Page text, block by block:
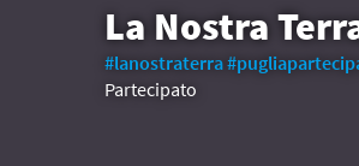
La Nostra
#lanostraterra
Partecipato